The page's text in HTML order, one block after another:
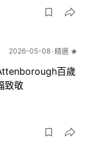
2026-05-08 精選 ★
百歲
致敬